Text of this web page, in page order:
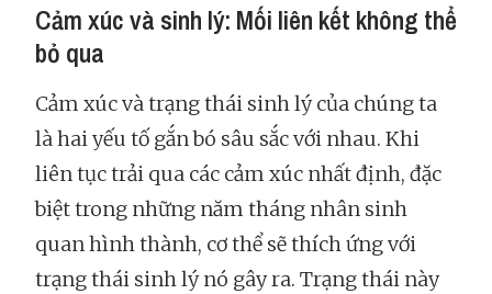
Cảm xúc và sinh lý: Mối liên kết không thể
bỏ qua
Cảm xúc và trạng thái sinh lý của chúng ta
là hai yếu tố gắn bó sâu sắc với nhau. Khi
liên tục trải qua các cảm xúc nhất định, đặc
biệt trong những năm tháng nhân sinh
quan hình thành, cơ thể sẽ thích ứng với
trạng thái sinh lý nó gây ra. Trạng thái này